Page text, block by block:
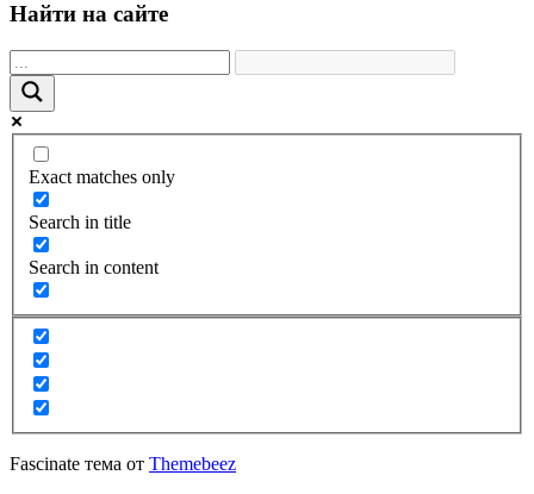
Найти на сайте
Exact matches only
Search in title
Search in content
Fascinate тема от Themebeez